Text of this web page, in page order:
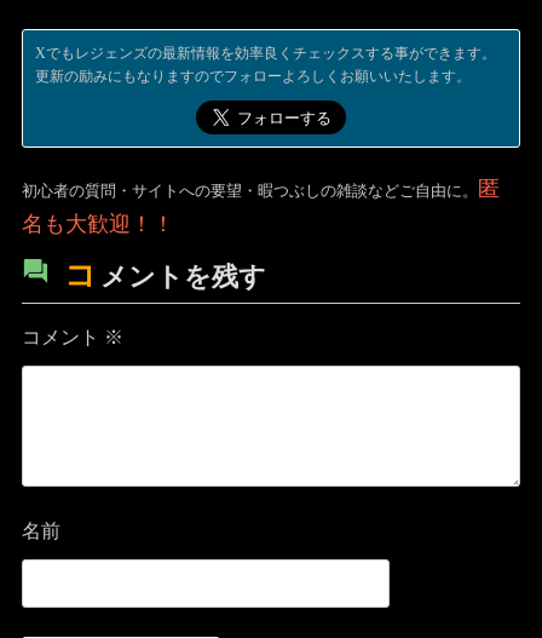
Xでもレジェンズの最新情報を効率良くチェックスする事ができます。
更新の励みにもなりますのでフォローよろしくお願いいたします。
初心者の質問・サイトへの要望・暇つぶしの雑談などご自由に。
匿
名も大歓迎！！
コ メントを残す
コメント ※
名前